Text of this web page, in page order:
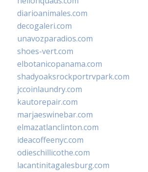
diarioanimales.com
decogaleri.com
unavozparadios.com
shoes-vert.com
elbotanicopanama.com
shadyoaksrockportrvpark.com
jccoinlaundry.com
kautorepair.com
marjaeswinebar.com
elmazatlanclinton.com
ideacoffeenyc.com
odieschillicothe.com
lacantinitagalesburg.com